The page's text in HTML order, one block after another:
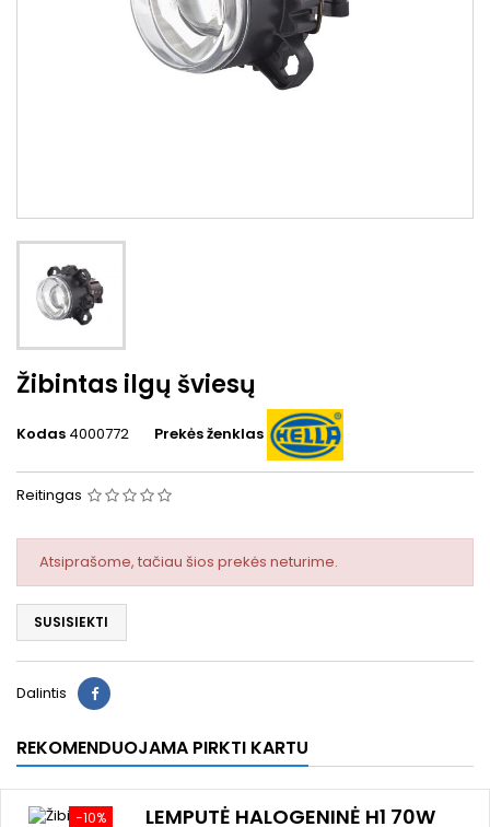
Žibintas ilgų šviesų
Kodas 4000772 Prekės ženklas
Reitingas
Atsiprašome, tačiau šios prekės neturime.
SUSISIEKTI
Dalintis
REKOMENDUOJAMA PIRKTI KARTU
−10% LEMPUTĖ HALOGENINĖ H1 70W